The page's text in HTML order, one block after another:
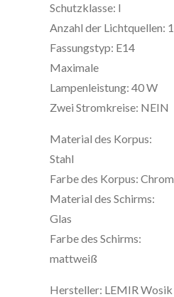
Schutzklasse: I
Anzahl der Lichtquellen: 1
Fassungstyp: E14
Maximale
Lampenleistung: 40 W
Zwei Stromkreise: NEIN
Material des Korpus:
Stahl
Farbe des Korpus: Chrom
Material des Schirms:
Glas
Farbe des Schirms:
mattweiß
Hersteller: LEMIR Wosik